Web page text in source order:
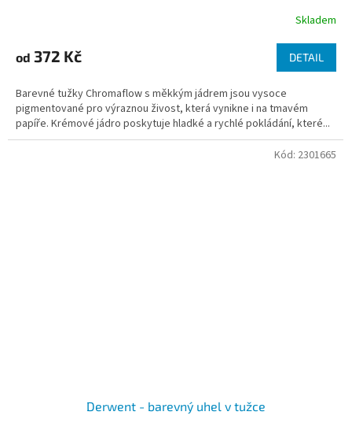
Skladem
od 372 Kč DETAIL
Barevné tužky Chromaflow s měkkým jádrem jsou vysoce
pigmentované pro výraznou živost, která vynikne i na tmavém
papíře. Krémové jádro poskytuje hladké a rychlé pokládání, které...
Derwent - barevný uhel v tužce
Kód: 2301665